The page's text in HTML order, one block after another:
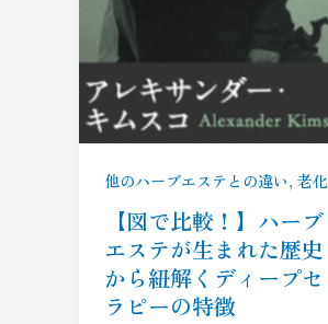
他のハーブエステとの違い, 老化
【図で比較！】ハーブ
エステが生まれた歴史
から紐解くディープセ
ラピーの特徴